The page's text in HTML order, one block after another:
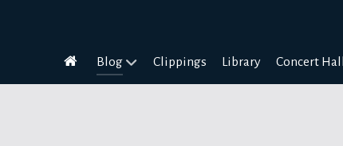
Blog Clippings Library Concert Hall